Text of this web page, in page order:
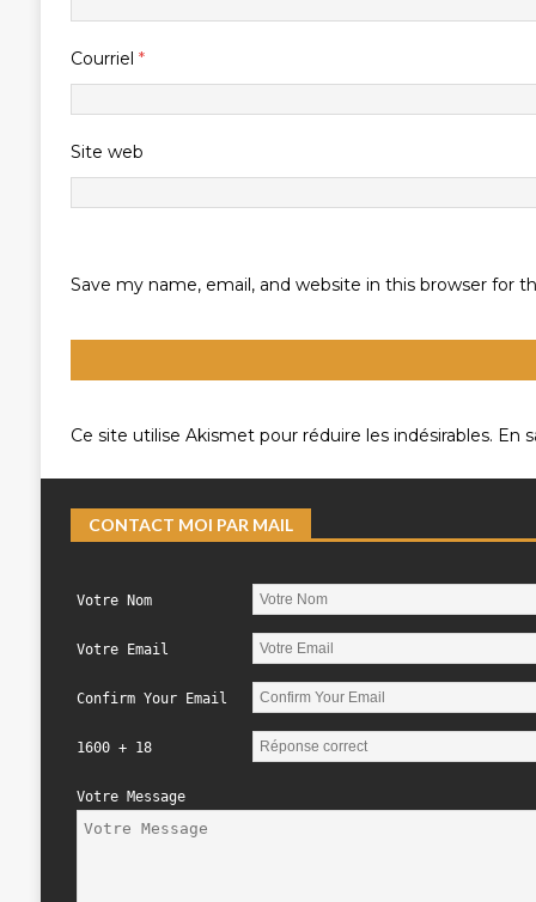
Courriel *
Site web
Save my name, email, and website in this browser for
Ce site utilise Akismet pour réduire les indésirables. En
CONTACT MOI PAR MAIL
Votre Nom
Votre Email
Confirm Your Email
1600 + 18
Votre Message